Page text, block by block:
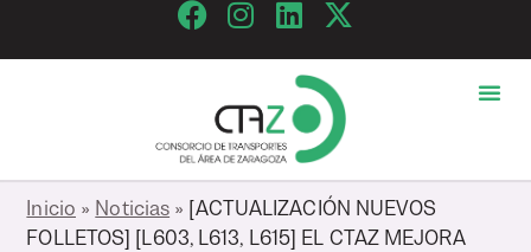
Inicio » Noticias » [ACTUALIZACIÓN NUEVOS
FOLLETOS] [L603, L613, L615] EL CTAZ MEJORA